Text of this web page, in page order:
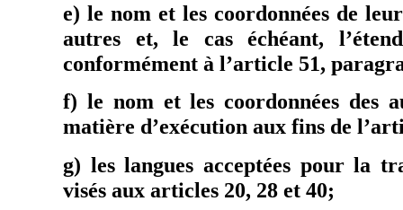
e) le nom et les coordonnées de
autres et, le cas échéant,
conformément à l’article 51,
f) le nom et les coordonnées des
matière d’exécution aux fins de
g) les langues acceptées pour la
visés aux articles 20, 28 et 40;